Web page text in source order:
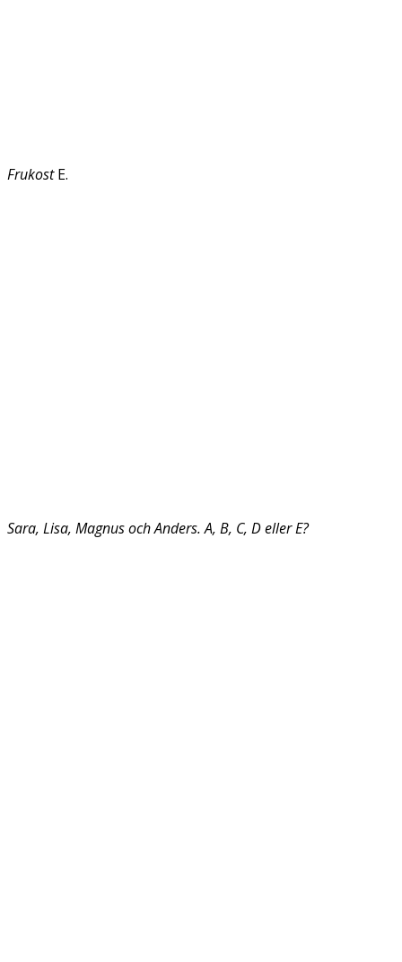
FrukostE.
Sara, Lisa, Magnus och Anders. A, B, C, D eller E?